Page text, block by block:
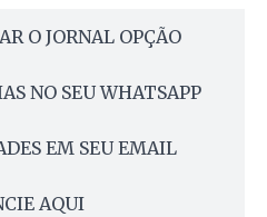
O JORNAL OPÇÃO
NO SEU WHATSAPP
EM SEU EMAIL
AQUI